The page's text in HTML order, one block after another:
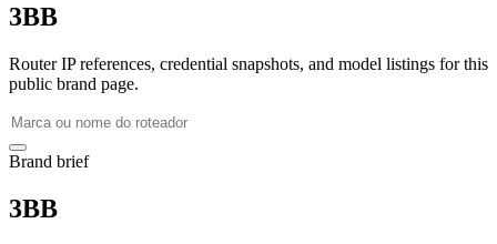
3BB
Router IP references, credential snapshots, and model listings for this
public brand page.
Brand brief
3BB